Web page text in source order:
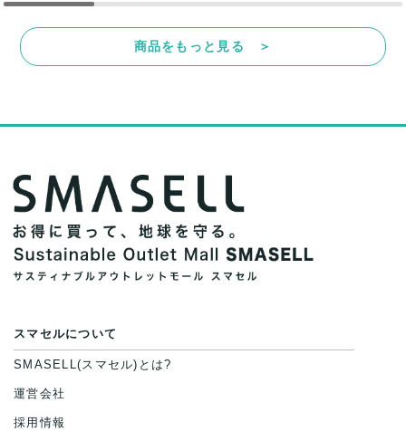
商品をもっと見る ＞
スマセルについて
SMASELL(スマセル)とは?
運営会社
採用情報